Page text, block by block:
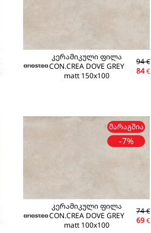
კერამიკული ფილა
CON.CREA DOVE GREY
matt 150x100
94€
84€
ᲛᲐᲠᲐᲒᲨᲘᲐ
-7%
კერამიკული ფილა
CON.CREA DOVE GREY
matt 100x100
74€
69€